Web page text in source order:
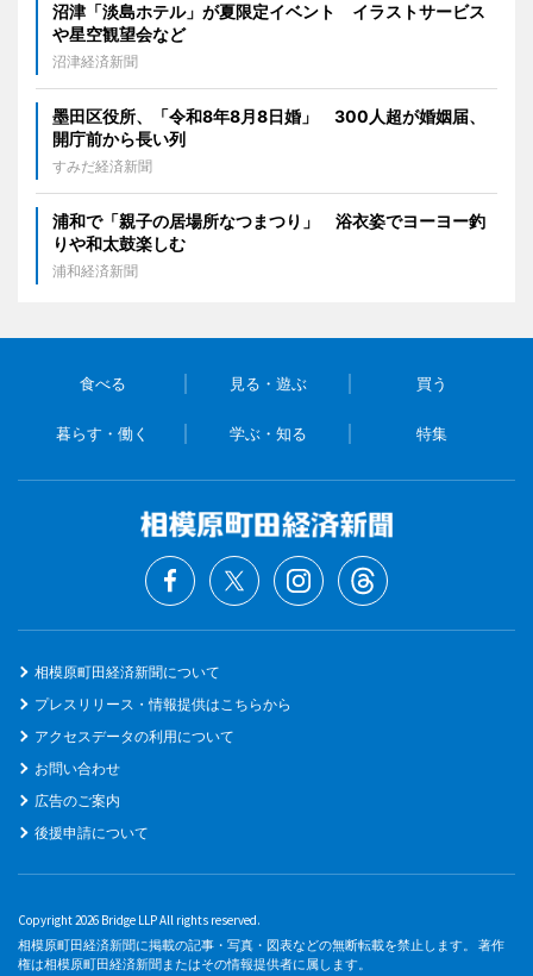
沼津「淡島ホテル」が夏限定イベント イラストサービス
や星空観望会など
沼津経済新聞
墨田区役所、「令和8年8月8日婚」 300人超が婚姻届、
開庁前から長い列
すみだ経済新聞
浦和で「親子の居場所なつまつり」 浴衣姿でヨーヨー釣
りや和太鼓楽しむ
浦和経済新聞
食べる 見る・遊ぶ 買う
暮らす・働く 学ぶ・知る 特集
相模原町田経済新聞について
プレスリリース・情報提供はこちらから
アクセスデータの利用について
お問い合わせ
広告のご案内
後援申請について
Copyright 2026 Bridge LLP All rights reserved.
相模原町田経済新聞に掲載の記事・写真・図表などの無断転載を禁止します。 著作
権は相模原町田経済新聞またはその情報提供者に属します。